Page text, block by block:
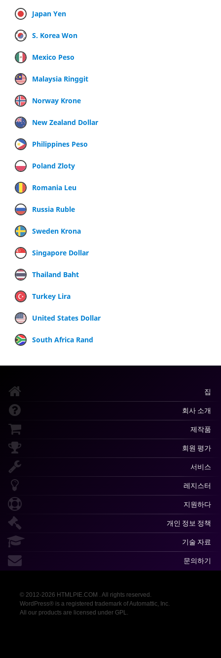
Japan Yen
S. Korea Won
Mexico Peso
Malaysia Ringgit
Norway Krone
New Zealand Dollar
Philippines Peso
Poland Zloty
Romania Leu
Russia Ruble
Sweden Krona
Singapore Dollar
Thailand Baht
Turkey Lira
United States Dollar
South Africa Rand
집
회사 소개
제작품
회원 평가
서비스
레지스터
지원하다
개인 정보 정책
기술 자료
문의하기
© 2012-2026 HTMLPIE.COM . All rights reserved.
WordPress® is a registered trademark of Automattic, Inc.
All our products are licensed under GPL.